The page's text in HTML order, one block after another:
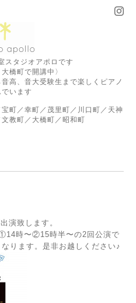
スタジオアポロです
橋町で開講中〉
高、音大受験生まで楽しくピアノ
います
町／幸町／茂里町／川口町／天神
教町／大橋町／昭和町
演致します。
時〜②15時半〜の2回公演で
ります。是非お越しください♪